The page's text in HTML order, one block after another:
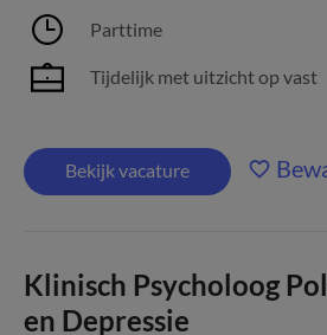
Parttime
Tijdelijk met uitzicht op vast
Bekijk vacature
Klinisch Psycholoog
en Depressie